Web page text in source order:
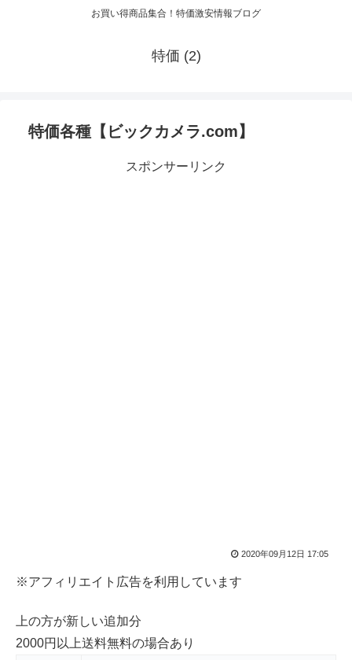
お買い得商品集合！特価激安情報ブログ
特価 (2)
特価各種【ビックカメラ.com】
スポンサーリンク
2020年09月12日 17:05
※アフィリエイト広告を利用しています
上の方が新しい追加分
2000円以上送料無料の場合あり